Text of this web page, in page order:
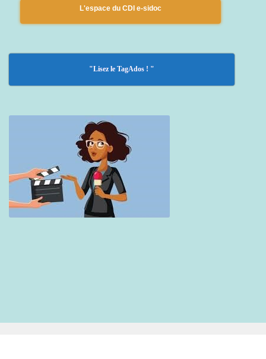
L'espace du CDI e-sidoc
"Lisez le TagAdos ! "